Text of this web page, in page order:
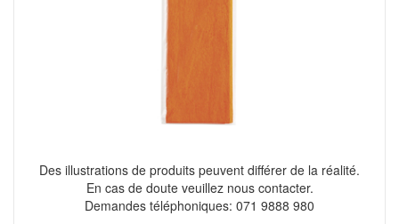
Des illustrations de produits peuvent différer de la réalité.
En cas de doute veuillez nous contacter.
Demandes téléphoniques: 071 9888 980